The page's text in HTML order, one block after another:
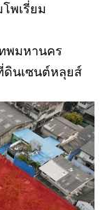
พเรี่ยม
พมหานคร
นเซนต์หลุยส์